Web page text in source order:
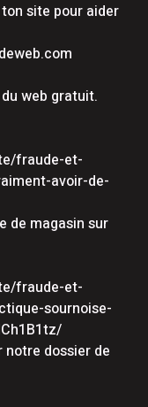
site pour aider
web gratuit.
fraude-et-
avoir-de-
de magasin sur
fraude-et-
sournoise-
dossier de